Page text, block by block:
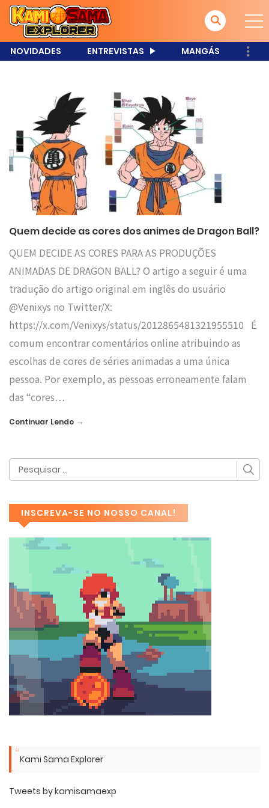
NOVIDADES ENTREVISTAS MANGÁS
Quem decide as cores dos animes de Dragon Ball?
QUEM DECIDE AS CORES PARA AS PRODUÇÕES
ANIMADAS DE DRAGON BALL? O artigo a seguir é uma
tradução do artigo original em inglês do usuário
@Venixys no Twitter/X:
https://x.com/Venixys/status/2012865481321955510 É
comum encontrar comentários online atribuindo as
escolhas de cores de séries animadas a uma única
pessoa. Por exemplo, as pessoas erroneamente falam
das “cores…
Continuar Lendo →
INSCREVA-SE NO NOSSO CANAL!
Kami Sama Explorer
Tweets by kamisamaexp